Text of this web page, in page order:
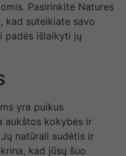
Pasirinkite Natures
kad suteikiate savo
padės išlaikyti jų
yra puikus
aukštos kokybės ir
natūrali sudėtis ir
kad jūsų šuo